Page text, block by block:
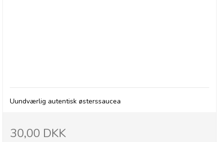
Uundværlig autentisk østerssaucea
30,00 DKK